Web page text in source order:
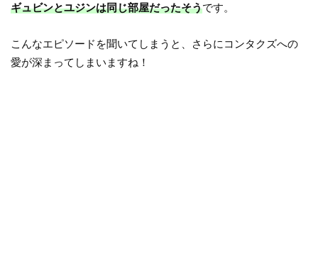
ギュビンとユジンは同じ部屋だったそうです。
こんなエピソードを聞いてしまうと、さらにコンタクズへの
愛が深まってしまいますね！